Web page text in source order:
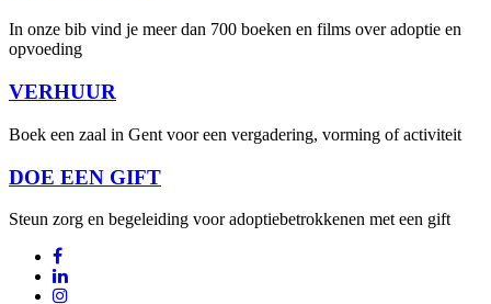
In onze bib vind je meer dan 700 boeken en films over adoptie en
opvoeding
VERHUUR
Boek een zaal in Gent voor een vergadering, vorming of activiteit
DOE EEN GIFT
Steun zorg en begeleiding voor adoptiebetrokkenen met een gift